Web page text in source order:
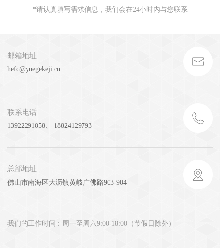
*请认真填写需求信息，我们会在24小时内与您联系
邮箱地址
hefc@yuegekeji.cn
联系电话
13922291058、 18824129793
总部地址
佛山市南海区大沥镇黄岐广佛路903-904
我们的工作时间：周一至周六9:00-18:00（节假日除外）